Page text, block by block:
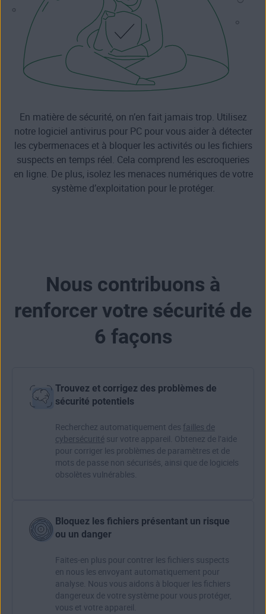
En matière de sécurité, on n’en fait jamais trop. Utilisez
notre logiciel antivirus pour PC pour vous aider à détecter
les cybermenaces et à bloquer les activités ou les fichiers
suspects en temps réel. Cela comprend les escroqueries
en ligne. De plus, isolez les menaces numériques de votre
système d’exploitation pour le protéger.
Nous contribuons à
renforcer votre sécurité de
6 façons
Trouvez et corrigez des problèmes de
sécurité potentiels
Recherchez automatiquement des failles de
cybersécurité sur votre appareil. Obtenez de l’aide
pour corriger les problèmes de paramètres et de
mots de passe non sécurisés, ainsi que de logiciels
obsolètes vulnérables.
Bloquez les fichiers présentant un risque
ou un danger
Faites-en plus pour contrer les fichiers suspects
en nous les envoyant automatiquement pour
analyse. Nous vous aidons à bloquer les fichiers
dangereux de votre système pour vous protéger,
vous et votre appareil.